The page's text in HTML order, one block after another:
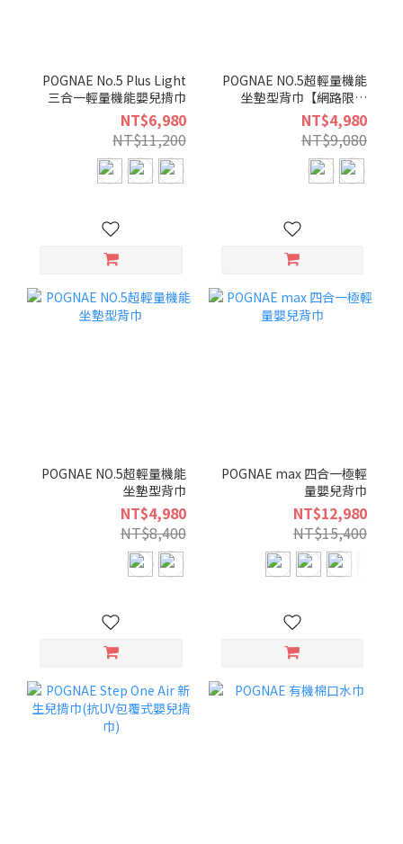
POGNAE No.5 Plus Light
三合一輕量機能嬰兒揹巾
NT$6,980
NT$11,200
POGNAE NO.5超輕量機能
坐墊型背巾【網路限定
色】
NT$4,980
NT$9,080
POGNAE NO.5超輕量機能
坐墊型背巾
NT$4,980
NT$8,400
POGNAE max 四合一極輕
量嬰兒背巾
NT$12,980
NT$15,400